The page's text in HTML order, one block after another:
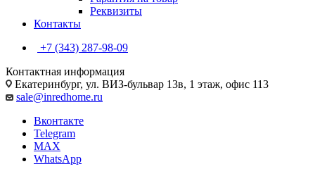
Реквизиты
Контакты
+7 (343) 287-98-09
Контактная информация
Екатеринбург, ул. ВИЗ-бульвар 13в, 1 этаж, офис 113
sale@inredhome.ru
Вконтакте
Telegram
MAX
WhatsApp